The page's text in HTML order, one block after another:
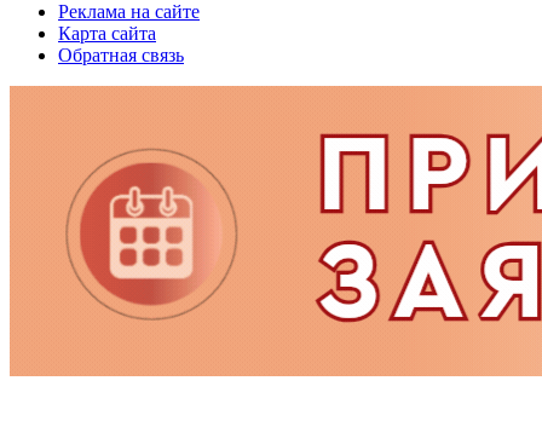
Реклама на сайте
Карта сайта
Обратная связь